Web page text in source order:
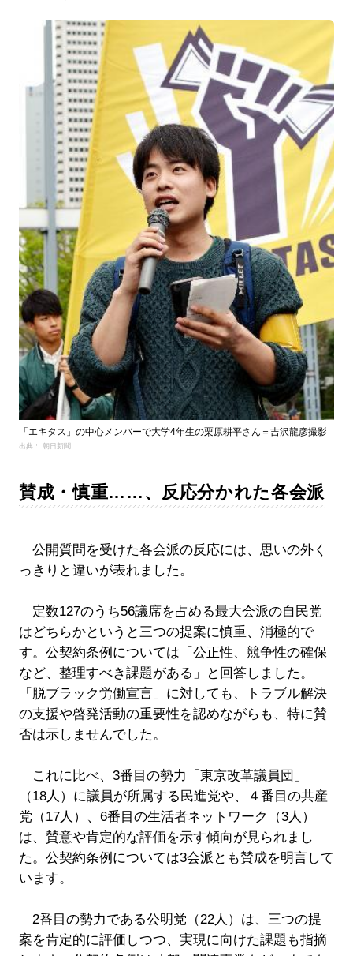
「エキタス」の中心メンバーで大学4年生の栗原耕平さん＝吉沢龍彦撮影
出典： 朝日新聞
賛成・慎重……、反応分かれた各会派
公開質問を受けた各会派の反応には、思いの外く
っきりと違いが表れました。
定数127のうち56議席を占める最大会派の自民党
はどちらかというと三つの提案に慎重、消極的で
す。公契約条例については「公正性、競争性の確保
など、整理すべき課題がある」と回答しました。
「脱ブラック労働宣言」に対しても、トラブル解決
の支援や啓発活動の重要性を認めながらも、特に賛
否は示しませんでした。
これに比べ、3番目の勢力「東京改革議員団」
（18人）に議員が所属する民進党や、４番目の共産
党（17人）、6番目の生活者ネットワーク（3人）
は、賛意や肯定的な評価を示す傾向が見られまし
た。公契約条例については3会派とも賛成を明言して
います。
2番目の勢力である公明党（22人）は、三つの提
案を肯定的に評価しつつ、実現に向けた課題も指摘